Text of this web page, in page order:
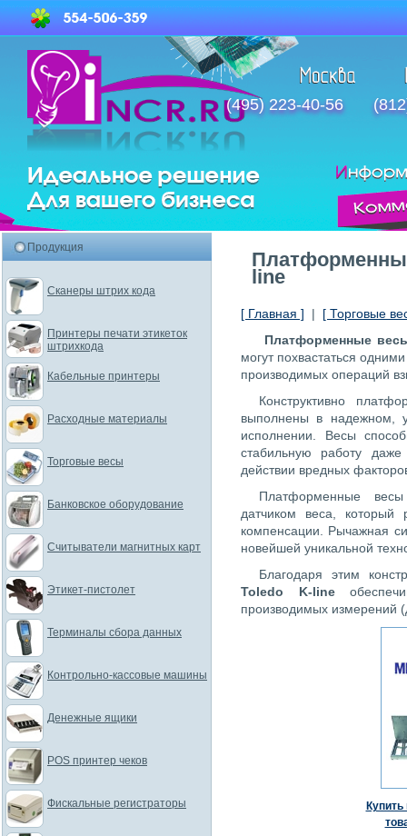
(495) 223-40-56
line
[ Главная ] | [ Торговые
Платформенные
могут похвастаться
производимых операций
Конструктивно
выполнены в надежном,
исполнении. Весы
стабильную работу
действии вредных
Платформенные
датчиком веса, который
компенсации. Рычажная
новейшей уникальной
Благодаря этим
Toledo K-line
производимых измерений
Продукция
Сканеры штрих кода
Принтеры печати этикеток
штрихкода
Кабельные принтеры
Расходные материалы
Торговые весы
Банковское оборудование
Считыватели магнитных карт
Этикет-пистолет
Терминалы сбора данных
Контрольно-кассовые машины
Денежные ящики
POS принтер чеков
Фискальные регистраторы